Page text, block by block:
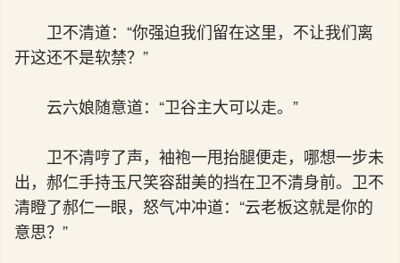
卫不清道：“你强迫我们留在这里，不让我们离
开这还不是软禁？”
云六娘随意道：“卫谷主大可以走。”
卫不清哼了声，袖袍一甩抬腿便走，哪想一步未
出，郝仁手持玉尺笑容甜美的挡在卫不清身前。卫不
清瞪了郝仁一眼，怒气冲冲道：“云老板这就是你的
意思？”